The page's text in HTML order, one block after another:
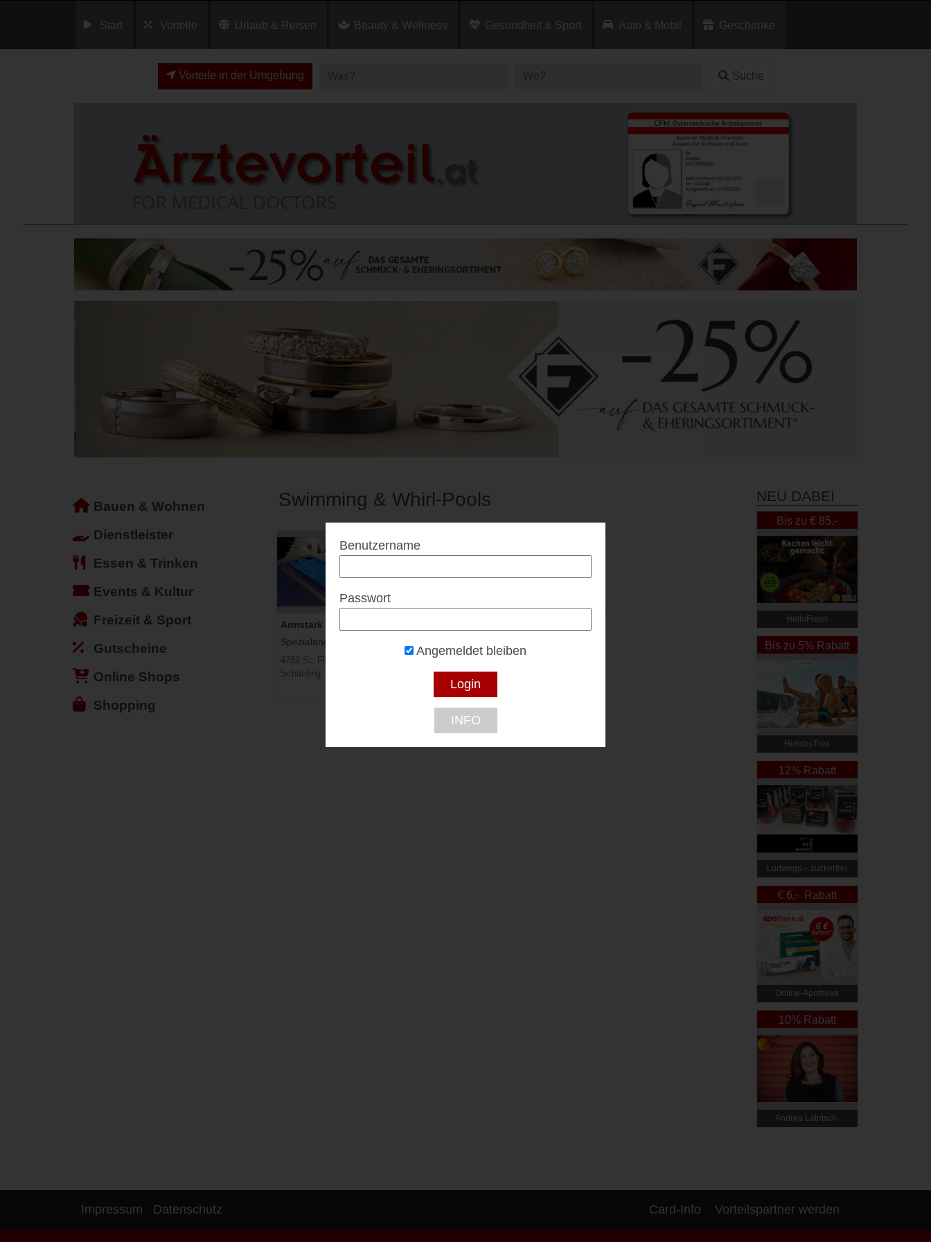
Start Vorteile Urlaub & Reisen Beauty & Wellness Gesundheit & Sport Auto & Mobil Geschenke
Vorteile in der Umgebung Suche
Bauen & Wohnen
Dienstleister
Essen & Trinken
Events & Kultur
Freizeit & Sport
Gutscheine
Online Shops
Shopping
Swimming & Whirl-Pools
Armstark GmbH
Spezialangebote...
4782 St. Florian /
Schärding
2331 Vösendorf
50 Jahren
NEU DABEI
Bis zu € 85,-
Rabatt
HelloFresh
Bis zu 5% Rabatt
HolidayTrex
12% Rabatt
Ludwegs – zuckerfrei
leben
€ 6,- Rabatt
Online‑Apotheke
10% Rabatt
Andrea Latritsch-
Karlbauer
Impressum Datenschutz Card-Info Vorteilspartner werden
Benutzername
Passwort
Angemeldet bleiben
INFO